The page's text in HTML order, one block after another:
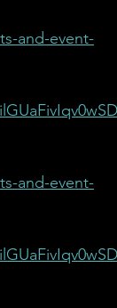
and-event-
and-event-